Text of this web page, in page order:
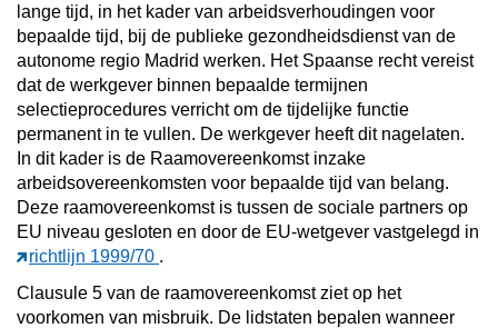
lange tijd, in het kader van arbeidsverhoudingen voor
bepaalde tijd, bij de publieke gezondheidsdienst van de
autonome regio Madrid werken. Het Spaanse recht vereist
dat de werkgever binnen bepaalde termijnen
selectieprocedures verricht om de tijdelijke functie
permanent in te vullen. De werkgever heeft dit nagelaten.
In dit kader is de Raamovereenkomst inzake
arbeidsovereenkomsten voor bepaalde tijd van belang.
Deze raamovereenkomst is tussen de sociale partners op
EU niveau gesloten en door de EU-wetgever vastgelegd in
richtlijn 1999/70 .
Clausule 5 van de raamovereenkomst ziet op het
voorkomen van misbruik. De lidstaten bepalen wanneer